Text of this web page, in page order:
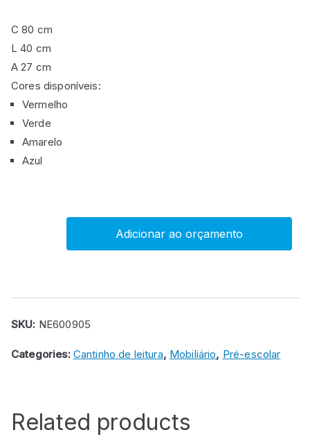
C 80 cm
L 40 cm
A 27 cm
Cores disponíveis:
Vermelho
Verde
Amarelo
Azul
quantity
Adicionar ao orçamento
SKU: NE600905
Categories: Cantinho de leitura, Mobiliário, Pré-escolar
Related products